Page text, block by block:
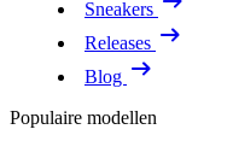
Sneakers
Releases
Blog
Populaire modellen